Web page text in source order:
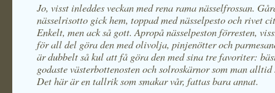
Jo, visst inleddes veckan med rena rama nässelfrossan.
nässelrisotto gick hem, toppad med nässelpesto och rivet
Enkelt, men ack så gott. Apropå nässelpeston förresten,
för all del göra den med olivolja, pinjenötter och
är dubbelt så kul att få göra den med sina tre favoriter:
godaste västerbottenosten och solroskärnor som man
Det här är en tallrik som smakar vår, fattas bara annat.